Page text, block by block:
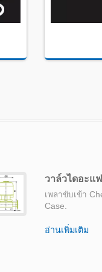
วาล์วไดอะแ
เพลาขับเข้า
Case.
อ่านเพิ่มเติม